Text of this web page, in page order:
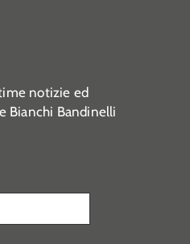
notizie ed
Bianchi Bandinelli